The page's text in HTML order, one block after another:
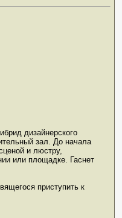
дизайнерского
зал. До начала
и люстру,
или площадке. Гаснет
приступить к